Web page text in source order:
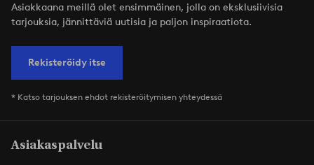
Asiakkaana meillä olet ensimmäinen, jolla on eksklusiivisia
tarjouksia, jännittäviä uutisia ja paljon inspiraatiota.
Rekisteröidy itse
* Katso tarjouksen ehdot rekisteröitymisen yhteydessä
Asiakaspalvelu